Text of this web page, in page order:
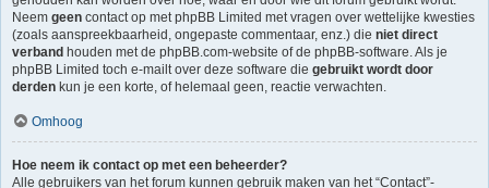
Neem geen contact op met phpBB Limited met vragen over wettelijke kwesties
(zoals aanspreekbaarheid, ongepaste commentaar, enz.) die niet direct
verband houden met de phpBB.com-website of de phpBB-software. Als je
phpBB Limited toch e-mailt over deze software die gebruikt wordt door
derden kun je een korte, of helemaal geen, reactie verwachten.
Omhoog
Hoe neem ik contact op met een beheerder?
Alle gebruikers van het forum kunnen gebruik maken van het “Contact”-